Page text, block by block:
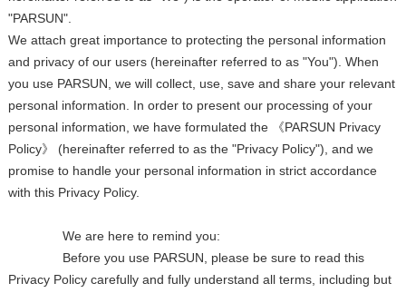
"PARSUN".
We attach great importance to protecting the personal information
and privacy of our users (hereinafter referred to as "You"). When
you use PARSUN, we will collect, use, save and share your relevant
personal information. In order to present our processing of your
personal information, we have formulated the 《PARSUN Privacy
Policy》 (hereinafter referred to as the "Privacy Policy"), and we
promise to handle your personal information in strict accordance
with this Privacy Policy.
We are here to remind you:
Before you use PARSUN, please be sure to read this
Privacy Policy carefully and fully understand all terms, including but